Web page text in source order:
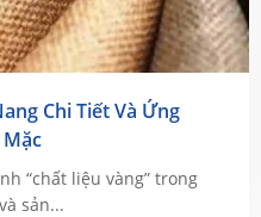
Chi Tiết Và Ứng
“chất liệu vàng” trong
sản...